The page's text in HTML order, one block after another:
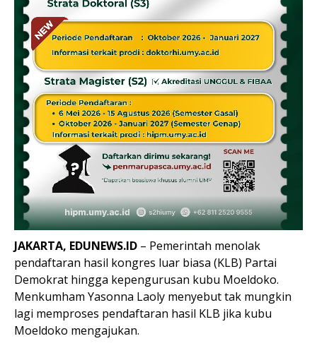
JAKARTA, EDUNEWS.ID– Pemerintah menolak
pendaftaran hasil kongres luar biasa (KLB) Partai
Demokrat hingga kepengurusan kubu Moeldoko.
Menkumham Yasonna Laoly menyebut tak mungkin
lagi memproses pendaftaran hasil KLB jika kubu
Moeldoko mengajukan.